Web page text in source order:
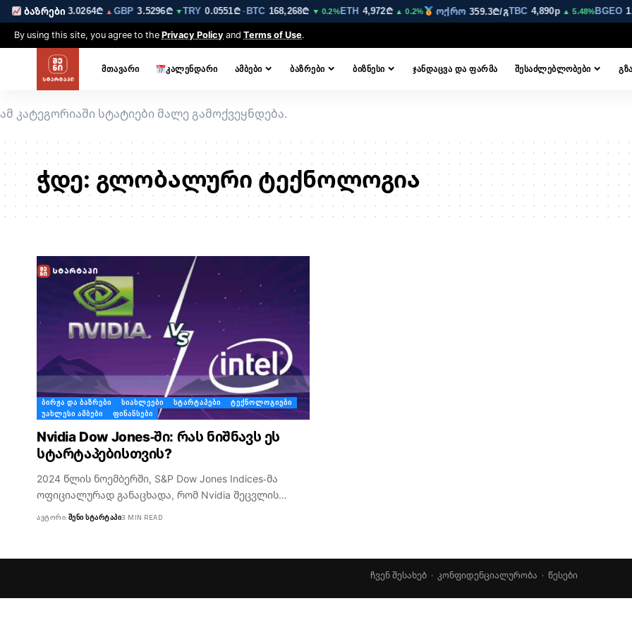
ბაზრები
▼EUR3.0264₾▲GBP3.5296₾▼TRY0.0551₾· BTC168,268₾▼ 0.2%ETH4,972₾▲ 0.2% ოქრო359.3₾/გTBC4,890p▲ 5.48%BGEO
By using this site, you agree to thePrivacy Policyand Terms of Use.
ᲛᲗᲐᲕᲐᲠᲘ ᲙᲐᲚᲔᲜᲓᲐᲠᲘ ᲐᲛᲑᲔᲑᲘ ᲑᲐᲖᲠᲔᲑᲘ ᲑᲘᲖᲜᲔᲡᲘ ᲯᲐᲜᲓᲐᲪᲕᲐ ᲓᲐ ᲤᲐᲠᲛᲐ ᲨᲔᲡᲐᲫᲚᲔᲑᲚᲝᲑᲔᲑᲘ
ამ კატეგორიაში სტატიები მალე გამოქვეყნდება.
ჭდე: გლობალური ტექნოლოგია
ᲑᲘᲠᲟᲐ ᲓᲐ ᲑᲐᲖᲠᲔᲑᲘ ᲡᲘᲐᲮᲚᲔᲔᲑᲘ ᲡᲢᲐᲠᲢᲐᲞᲔᲑᲘ
ᲢᲔᲥᲜᲝᲚᲝᲒᲘᲔᲑᲘ
ᲣᲐᲮᲚᲔᲡᲘ ᲐᲛᲑᲔᲑᲘ
ᲤᲘᲜᲐᲜᲡᲔᲑᲘ
Nvidia Dow Jones-ში: რას ნიშნავს ეს
სტარტაპებისთვის?
2024 წლის ნოემბერში, S&P Dow Jones Indices-მა
ოფიციალურად განაცხადა, რომ Nvidia შეცვლის…
ᲐᲕᲢᲝᲠᲘ:ᲨᲔᲜᲘ ᲡᲢᲐᲠᲢᲐᲞᲘ3 MIN READ
ჩვენ შესახებ · კონფიდენციალურობა · წესები